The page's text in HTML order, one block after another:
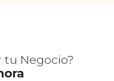
tu Negocio?